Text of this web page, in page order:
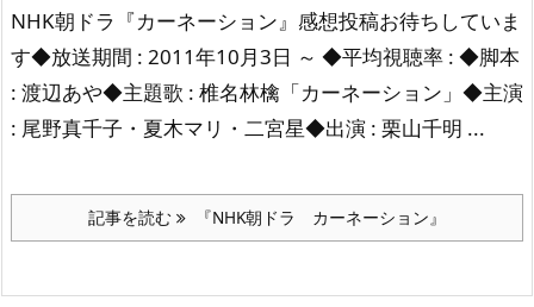
NHK朝ドラ『カーネーション』感想投稿お待ちしていま
す◆放送期間 : 2011年10月3日 ～ ◆平均視聴率 : ◆脚本
: 渡辺あや◆主題歌 : 椎名林檎「カーネーション」◆主演
: 尾野真千子・夏木マリ・二宮星◆出演 : 栗山千明 ...
記事を読む 『NHK朝ドラ カーネーション』